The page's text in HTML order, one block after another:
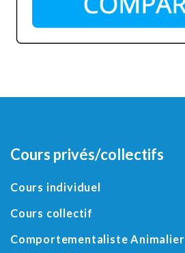
Cours privés/collectifs
Cours individuel
Cours collectif
Comportementaliste Animalier